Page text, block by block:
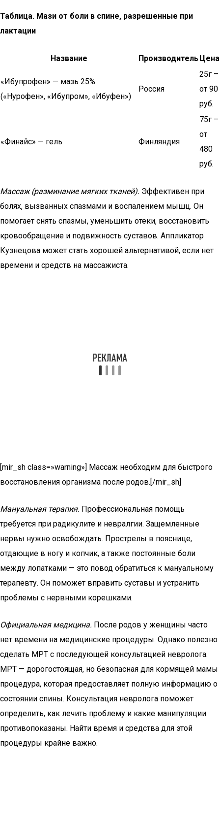
Таблица. Мази от боли в спине, разрешенные при
лактации
Название ПроизводительЦена
«Ибупрофен» — мазь 25%
(«Нурофен», «Ибупром», «Ибуфен»)
Россия
25г –
от 90
руб.
«Финайс» — гель Финляндия
75г –
от
480
руб.
Массаж (разминание мягких тканей). Эффективен при
болях, вызванных спазмами и воспалением мышц. Он
помогает снять спазмы, уменьшить отеки, восстановить
кровообращение и подвижность суставов. Аппликатор
Кузнецова может стать хорошей альтернативой, если нет
времени и средств на массажиста.
[mir_sh class=»warning»] Массаж необходим для быстрого
восстановления организма после родов.[/mir_sh]
Мануальная терапия. Профессиональная помощь
требуется при радикулите и невралгии. Защемленные
нервы нужно освобождать. Прострелы в пояснице,
отдающие в ногу и копчик, а также постоянные боли
между лопатками — это повод обратиться к мануальному
терапевту. Он поможет вправить суставы и устранить
проблемы с нервными корешками.
Официальная медицина. После родов у женщины часто
нет времени на медицинские процедуры. Однако полезно
сделать МРТ с последующей консультацией невролога.
МРТ — дорогостоящая, но безопасная для кормящей мамы
процедура, которая предоставляет полную информацию о
состоянии спины. Консультация невролога поможет
определить, как лечить проблему и какие манипуляции
противопоказаны. Найти время и средства для этой
процедуры крайне важно.